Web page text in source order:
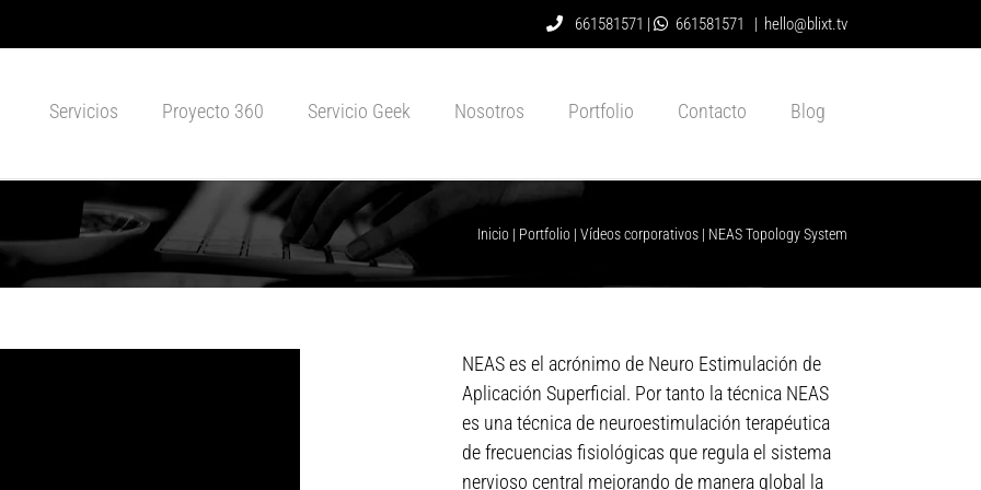
661581571 | 661581571 | hello@blixt.tv
Servicios Proyecto 360 Servicio Geek Nosotros Portfolio Contacto Blog
Inicio | Portfolio | Vídeos corporativos | NEAS Topology System
NEAS es el acrónimo de Neuro Estimulación de
Aplicación Superficial. Por tanto la técnica NEAS
es una técnica de neuroestimulación terapéutica
de frecuencias fisiológicas que regula el sistema
nervioso central mejorando de manera global la